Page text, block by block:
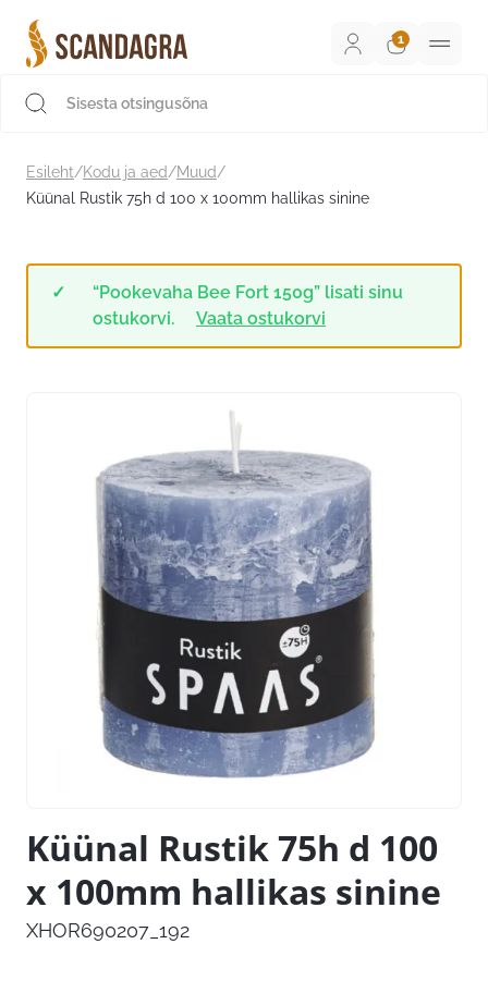
sisu
juurde
Esileht/Kodu ja aed/Muud/
Küünal Rustik 75h d 100 x 100mm hallikas sinine
“Pookevaha Bee Fort 150g” lisati sinu
ostukorvi.
Vaata ostukorvi
Küünal Rustik 75h d 100
x 100mm hallikas sinine
XHOR690207_192